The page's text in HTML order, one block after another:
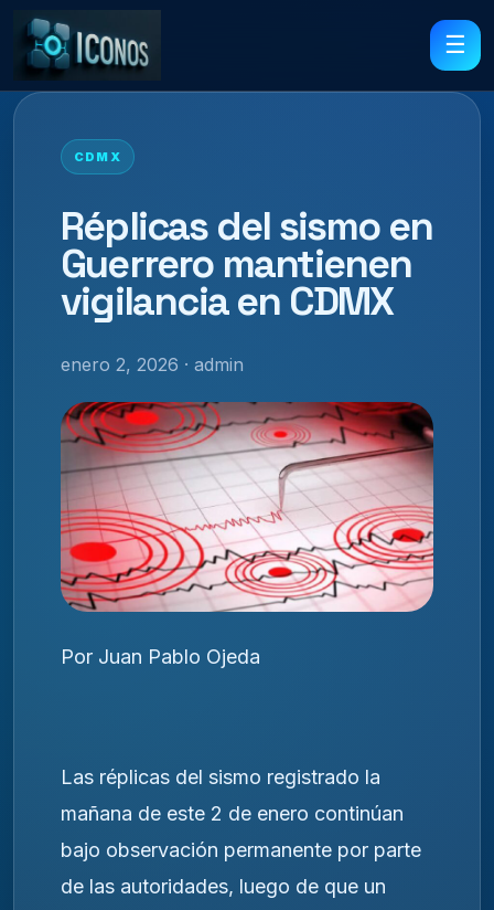
☰
CDMX
Réplicas del sismo en
Guerrero mantienen
vigilancia en CDMX
enero 2, 2026 · admin
Por Juan Pablo Ojeda
Las réplicas del sismo registrado la
mañana de este 2 de enero continúan
bajo observación permanente por parte
de las autoridades, luego de que un